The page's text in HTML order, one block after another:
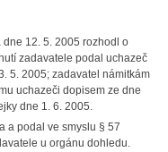
12. 5. 2005 rozhodl o
zadavatele podal uchazeč
5. 2005; zadavatel námitkám
uchazeči dopisem ze dne
dne 1. 6. 2005.
a podal ve smyslu § 57
u orgánu dohledu.